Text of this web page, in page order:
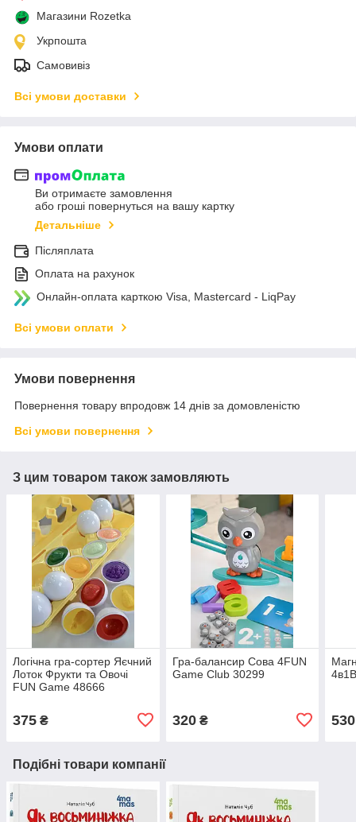
Магазини Rozetka
Укрпошта
Самовивіз
Всі умови доставки
Умови оплати
Ви отримаєте замовлення
або гроші повернуться на вашу картку
Детальніше
Післяплата
Оплата на рахунок
Онлайн-оплата карткою Visa, Mastercard - LiqPay
Всі умови оплати
Умови повернення
Повернення товару впродовж 14 днів за домовленістю
Всі умови повернення
З цим товаром також замовляють
Логічна гра-сортер Яєчний
Лоток Фрукти та Овочі
FUN Game 48666
375 ₴
Гра-балансир Сова 4FUN
Game Club 30299
320₴ 530
Подібні товари компанії